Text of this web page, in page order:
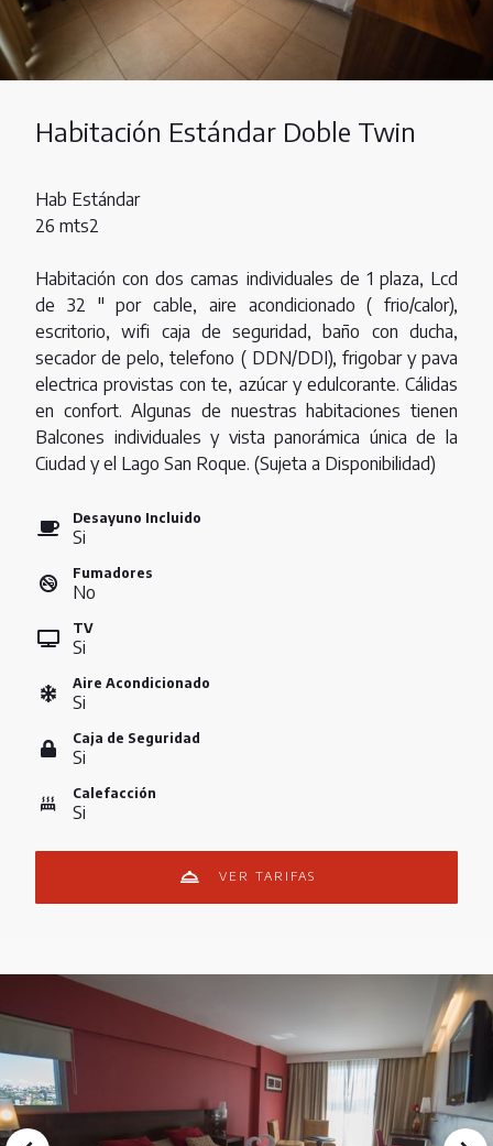
Habitación Estándar Doble Twin
Hab Estándar
26 mts2
Habitación con dos camas individuales de 1 plaza, Lcd
de 32 " por cable, aire acondicionado ( frio/calor),
escritorio, wifi caja de seguridad, baño con ducha,
secador de pelo, telefono ( DDN/DDI), frigobar y pava
electrica provistas con te, azúcar y edulcorante. Cálidas
en confort. Algunas de nuestras habitaciones tienen
Balcones individuales y vista panorámica única de la
Ciudad y el Lago San Roque. (Sujeta a Disponibilidad)
Desayuno Incluido
Si
Fumadores
No
TV
Si
Aire Acondicionado
Si
Caja de Seguridad
Si
Calefacción
Si
VER TARIFAS